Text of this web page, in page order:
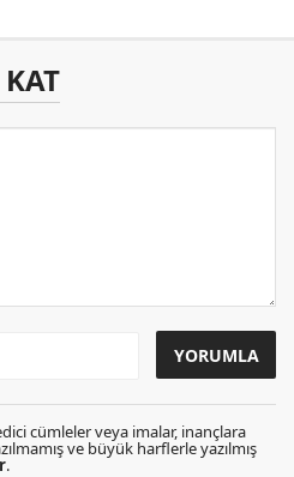
cümleler veya imalar, inançlara
ve büyük harflerle yazılmış
.